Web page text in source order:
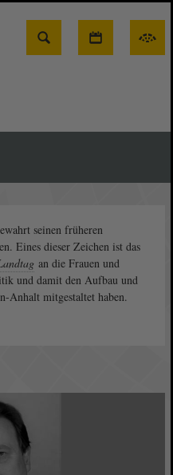
Suche
seinen früheren
Eines dieser Zeichen ist das
an die Frauen und
und damit den Aufbau und
Anhalt mitgestaltet haben.